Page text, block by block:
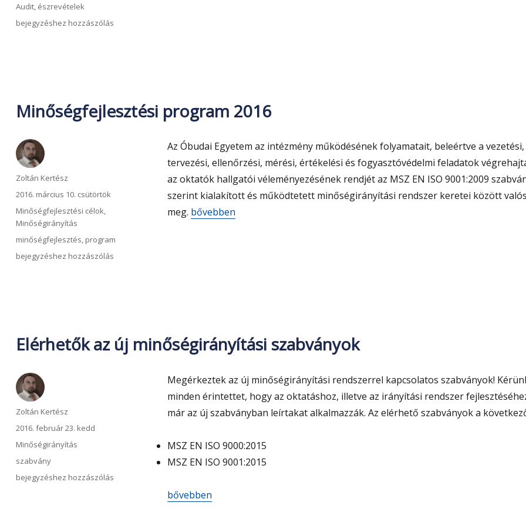
Címke
Audit, észrevételek
Audit
bejegyzéshez hozzászólás
Minőségfejlesztési program 2016
Az Óbudai Egyetem az intézmény működésének folyamatait, beleértve a vezetési,
tervezési, ellenőrzési, mérési, értékelési és fogyasztóvédelmi feladatok
az oktatók hallgatói véleményezésének rendjét az MSZ EN ISO 9001:2009
szerint kialakított és működtetett minőségirányítási rendszer keretei között
meg. „Minőségfejlesztési program 2016”
bővebben
Szerző
Zoltán Kertész
Közzétéve
2016. március 10. csütörtök
Kategória
Minőségfejlesztési célok,
Minőségirányítás
Címke
minőségfejlesztés, program
Minőségfejlesztési
bejegyzéshez hozzászólás
Elérhetők az új minőségirányítási szabványok
Megérkeztek az új minőségirányítási rendszerrel kapcsolatos szabványok!
minden érintettet, hogy az oktatáshoz, illetve az irányítási rendszer
már az új szabványban leírtakat alkalmazzák. Az elérhető szabványok a
MSZ EN ISO 9000:2015
MSZ EN ISO 9001:2015
„Elérhetők az új minőségirányítási szabványok”
bővebben
Szerző
Zoltán Kertész
Közzétéve
2016. február 23. kedd
Kategória
Minőségirányítás
Címke
szabvány
Elérhetők
bejegyzéshez hozzászólás